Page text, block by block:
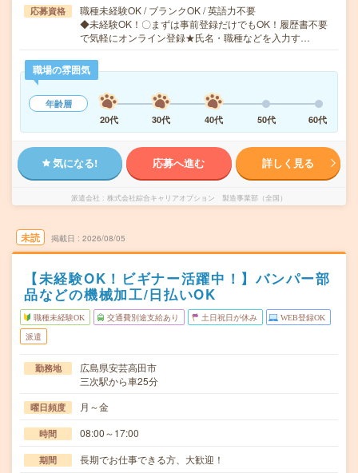
応募資格
職種未経験OK / ブランクOK / 英語力不要
◆未経験OK！〇まずは事前登録だけでもOK！履歴書不要
で気軽にオンライン登録★氏名・職種などを入力す…
職場の雰囲気
年齢層
20代
30代 40代 50代 60代
気になる! 応募へ進む 詳しく見る
派遣会社 株式会社綜合キャリアオプション 製造事業部（全国）
未読 掲載日 2026/08/05
【未経験OK！ビギナー活躍中！】バンパー部
品などの機械加工/日払いOK
職種未経験OK 交通費別途支給あり 土日祝日が休み WEB登録OK
派遣
勤務地
広島県安芸高田市
三次駅から車25分
曜日頻度 月～金
時間 08:00～17:00
期間 長期でお仕事できる方、大歓迎！